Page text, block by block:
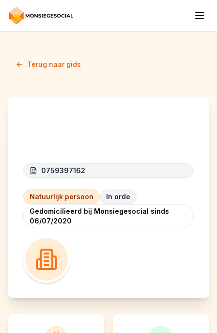
Terug naar gids
0759397162
Natuurlijk persoon
In orde
Gedomicilieerd bij Monsiegesocial sinds
06/07/2020